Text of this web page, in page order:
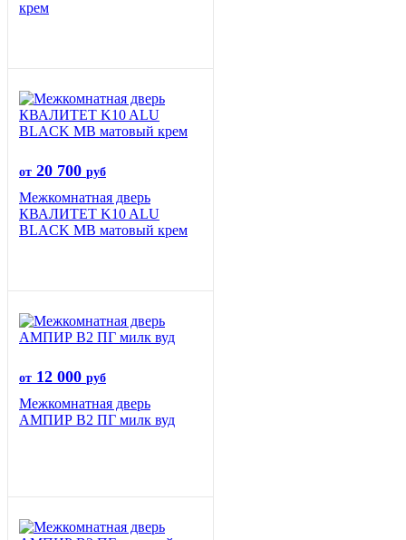
крем
от 20 700 руб
Межкомнатная дверь
КВАЛИТЕТ K10 ALU
BLACK MB матовый крем
от 12 000 руб
Межкомнатная дверь
АМПИР В2 ПГ милк вуд